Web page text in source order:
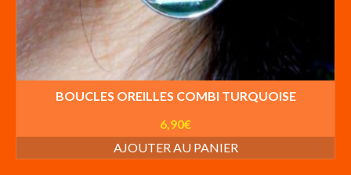
BOUCLES OREILLES COMBI TURQUOISE
6,90€
AJOUTER AU PANIER